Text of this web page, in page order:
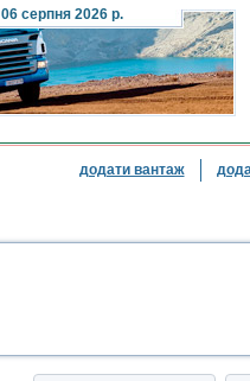
06 серпня 2026 р.
додати вантаж